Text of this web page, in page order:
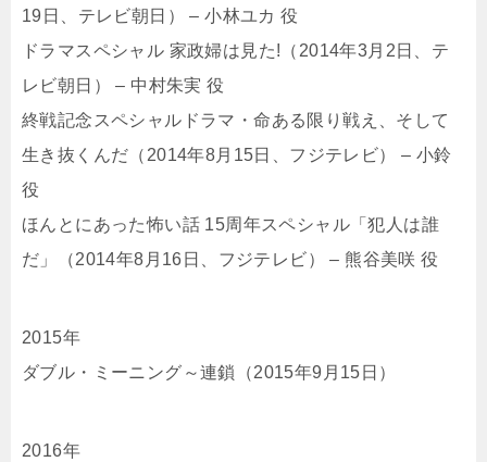
19日、テレビ朝日） – 小林ユカ 役
ドラマスペシャル 家政婦は見た!（2014年3月2日、テ
レビ朝日） – 中村朱実 役
終戦記念スペシャルドラマ・命ある限り戦え、そして
生き抜くんだ（2014年8月15日、フジテレビ） – 小鈴
役
ほんとにあった怖い話 15周年スペシャル「犯人は誰
だ」（2014年8月16日、フジテレビ） – 熊谷美咲 役
2015年
ダブル・ミーニング～連鎖（2015年9月15日）
2016年